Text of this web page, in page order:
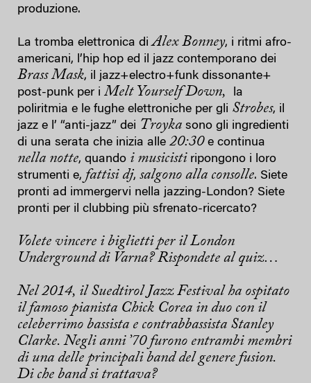
produzione.
La tromba elettronica diAlex Bonney, i ritmi afro-
americani, l’hip hop ed il jazz contemporano dei
Brass Mask, il jazz+electro+funk dissonante+
post-punk per i Melt Yourself Down,
la
poliritmia e le fughe elettroniche per gli Strobes, il
jazz e l’ “anti-jazz” dei Troyka sono gli ingredienti
di una serata che inizia alle 20:30e continua
nella notte, quando i musicisti ripongono i loro
strumenti e, fattisi dj, salgono alla consolle. Siete
pronti ad immergervi nella jazzing-London? Siete
pronti per il clubbing più sfrenato-ricercato?
Volete vincere i biglietti per il London
Underground di Varna? Rispondete al quiz…
Nel 2014, il Suedtirol Jazz Festival ha ospitato
il famoso pianista Chick Corea in duo con il
celeberrimo bassista e contrabbassista Stanley
Clarke. Negli anni ’70 furono entrambi membri
di una delle principali band del genere fusion.
Di che band si trattava?